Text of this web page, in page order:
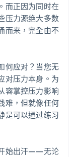
而正因为同时在
压力源绝大多数
而来，完全由不
何应对？当您无
对压力本身。为
容掌控压力影响
难，但就像任何
是可以通过练习
始出汗——无论